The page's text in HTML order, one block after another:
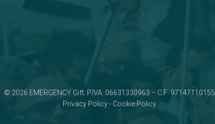
© 2026 EMERGENCY Gift. P.IVA: 06631330963 – C.F: 97147110155
Privacy Policy- Cookie Policy